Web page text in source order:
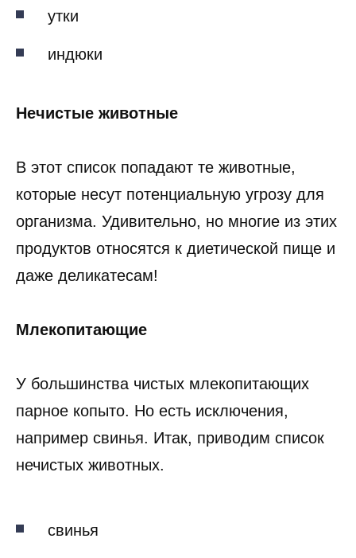
утки
индюки
Нечистые животные
В этот список попадают те животные,
которые несут потенциальную угрозу для
организма. Удивительно, но многие из этих
продуктов относятся к диетической пище и
даже деликатесам!
Млекопитающие
У большинства чистых млекопитающих
парное копыто. Но есть исключения,
например свинья. Итак, приводим список
нечистых животных.
свинья